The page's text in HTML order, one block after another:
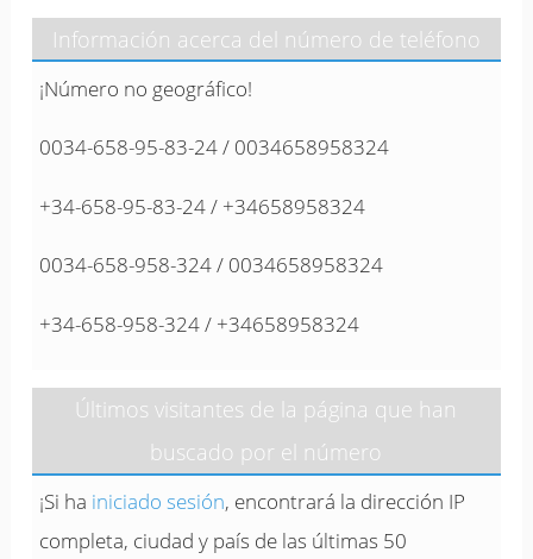
Información acerca del número de teléfono
¡Número no geográfico!
0034-658-95-83-24 / 0034658958324
+34-658-95-83-24 / +34658958324
0034-658-958-324 / 0034658958324
+34-658-958-324 / +34658958324
Últimos visitantes de la página que han
buscado por el número
¡Si ha iniciado sesión, encontrará la dirección IP
completa, ciudad y país de las últimas 50